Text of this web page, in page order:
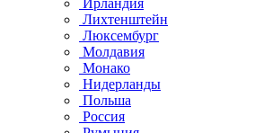
Ирландия
Лихтенштейн
Люксембург
Молдавия
Монако
Нидерланды
Польша
Россия